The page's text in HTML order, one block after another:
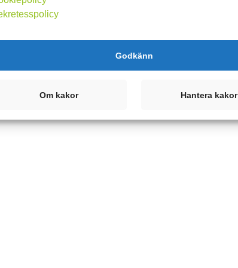
Godkänn
Om kakor Hantera kakor